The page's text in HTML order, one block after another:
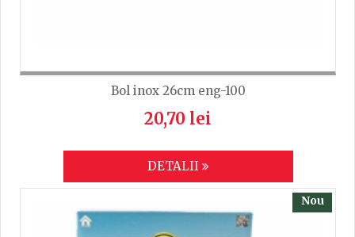
Bol inox 26cm eng-100
20,70 lei
DETALII
Nou